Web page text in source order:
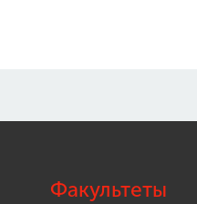
Факультеты